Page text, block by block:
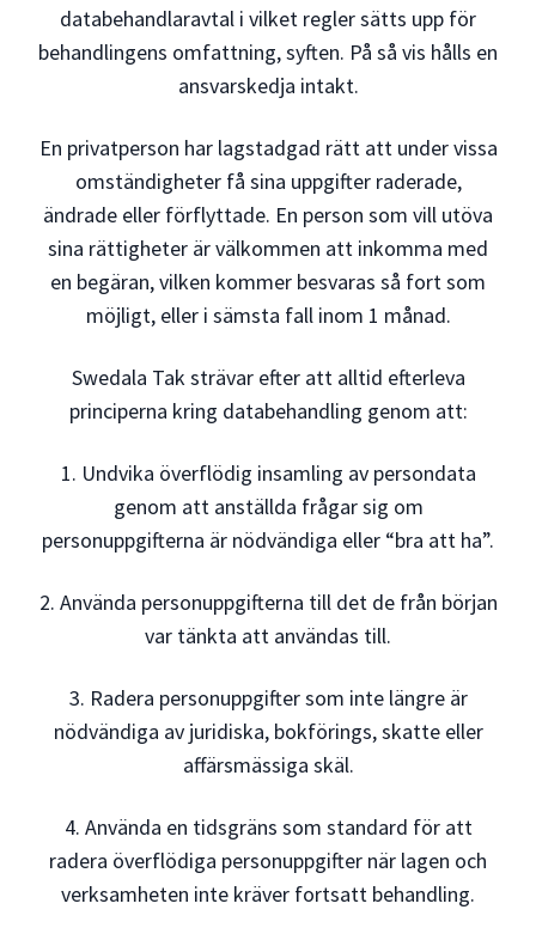
databehandlaravtal i vilket regler sätts upp för
behandlingens omfattning, syften. På så vis hålls en
ansvarskedja intakt.
En privatperson har lagstadgad rätt att under vissa
omständigheter få sina uppgifter raderade,
ändrade eller förflyttade. En person som vill utöva
sina rättigheter är välkommen att inkomma med
en begäran, vilken kommer besvaras så fort som
möjligt, eller i sämsta fall inom 1 månad.
Swedala Tak strävar efter att alltid efterleva
principerna kring databehandling genom att:
1. Undvika överflödig insamling av persondata
genom att anställda frågar sig om
personuppgifterna är nödvändiga eller “bra att ha”.
2. Använda personuppgifterna till det de från början
var tänkta att användas till.
3. Radera personuppgifter som inte längre är
nödvändiga av juridiska, bokförings, skatte eller
affärsmässiga skäl.
4. Använda en tidsgräns som standard för att
radera överflödiga personuppgifter när lagen och
verksamheten inte kräver fortsatt behandling.